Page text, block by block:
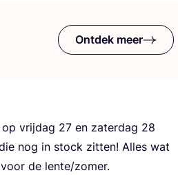
Ontdek meer
vrij­dag 27 en zater­dag 28
nog in stock zit­ten! Alles wat
de lente/​zomer.